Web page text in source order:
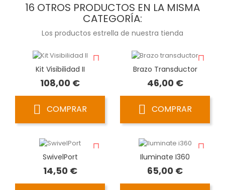
16 OTROS PRODUCTOS EN LA MISMA
CATEGORÍA:
Los productos estrella de nuestra tienda
Kit Visibilidad II
108,00 €Precio
COMPRAR
Brazo Transductor
46,00 €Precio
COMPRAR
SwivelPort
14,50 €Precio
Iluminate I360
65,00 €Precio